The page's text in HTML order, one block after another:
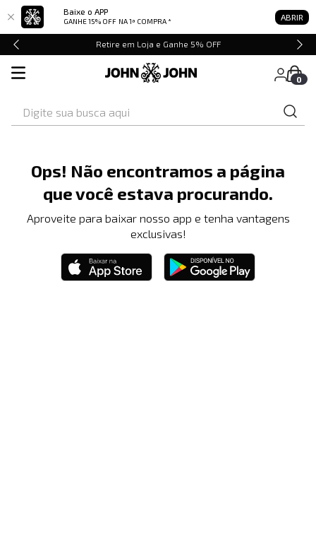
Baixe o APP
GANHE 15% OFF NA 1ª COMPRA * ABRIR
Retire em Loja e Ganhe 5% OFF
0
Ops! Não encontramos a página
que você estava procurando.
Aproveite para baixar nosso app e tenha vantagens
exclusivas!